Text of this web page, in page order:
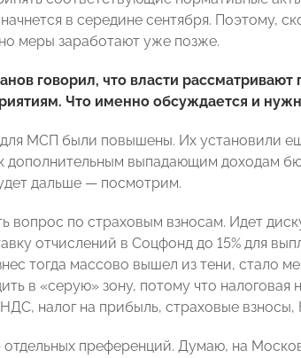
в середине сентября. Поэтому,
меры заработают уже позже.
говорил, что власти
Что именно обсуждается и
МСП были повышены. Их установили
дополнительным выпадающим доходам
дальше — посмотрим.
вопрос по страховым взносам. Идет
отчислений в Соцфонд до 15% для
тогда массово вышел из тени, стало
в «серую» зону, потому что налоговая
НДС, налог на прибыль, страховые
преференций. Думаю, на